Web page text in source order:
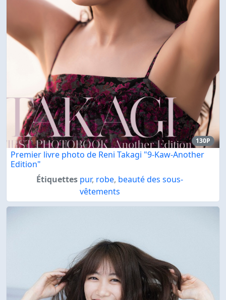
130P
Premier livre photo de Reni Takagi "9-Kaw-Another
Edition"
Étiquettes pur, robe, beauté des sous-
vêtements